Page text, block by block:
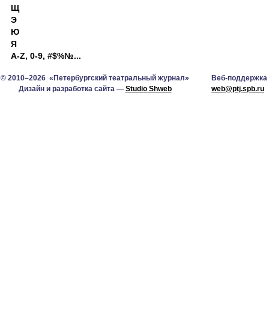
Щ
Э
Ю
Я
A-Z, 0-9, #$%№...
© 2010–2026 «Петербургский театральный журнал»
Дизайн и разработка сайта — Studio Shweb
Веб-поддержка
web@ptj.spb.ru